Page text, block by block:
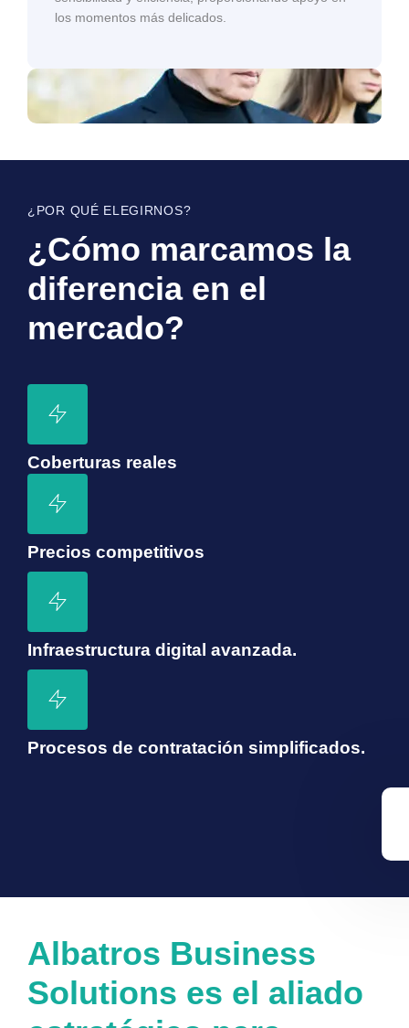
los momentos más delicados.
¿POR QUÉ ELEGIRNOS?
¿Cómo marcamos la
diferencia en el
mercado?
Coberturas reales
Precios competitivos
Infraestructura digital avanzada.
Procesos de contratación simplificados.
Albatros Business
Solutions es el aliado